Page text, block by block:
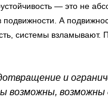
— это не
А
системы взламывают.
и
возможны, возможны